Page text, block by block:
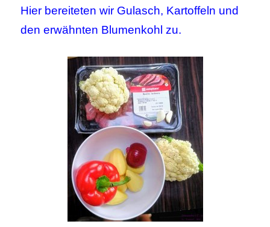
Hier bereiteten wir Gulasch, Kartoffeln und
den erwähnten Blumenkohl zu.